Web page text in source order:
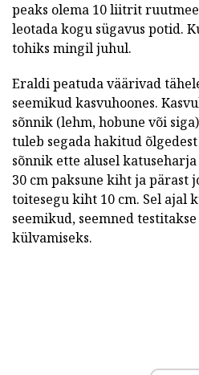
peaks olema 10 liitrit
leotada kogu sügavus potid.
tohiks mingil juhul.
Eraldi peatuda väärivad
seemikud kasvuhoones.
sõnnik (lehm, hobune või
tuleb segada hakitud
sõnnik ette alusel katuseharja
30 cm paksune kiht ja pärast
toitesegu kiht 10 cm. Sel ajal
seemikud, seemned
külvamiseks.